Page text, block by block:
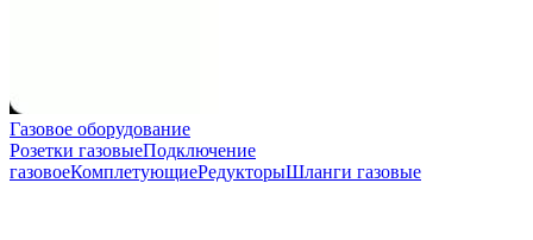
Газовое оборудование
Розетки газовыеПодключение
газовоеКомплетующиеРедукторыШланги газовые